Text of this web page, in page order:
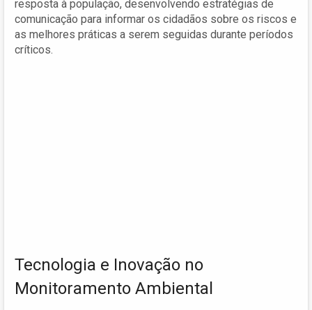
resposta à população, desenvolvendo estratégias de
comunicação para informar os cidadãos sobre os riscos e
as melhores práticas a serem seguidas durante períodos
críticos.
Tecnologia e Inovação no
Monitoramento Ambiental